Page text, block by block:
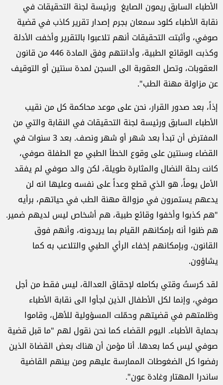
الأطباء السابق ريمون الصايغ ورئيسة لجنة التحقيقات في
نقابة الأطباء كلود سمعان بجرم إصدار تقرير كاذب في قضية
صوفي، وأثبتت التحقيقات أنهم تلاعبوا بالتقرير وأخفت الأدلة
وكذبت الوقائع الطبية، وأدانتهم وفق المادة 446 من قانون
العقوبات، وتصل العقوبة الى السجن لمدة سنتين أو التوقيف
عن مزاولة مهنة الطب".
إذاً، بعد صدور القرار، نحن على موعد محاكمة كل من نقيب
الأطباء السابق ورئيسة لجنة التحقيقات في النقابة والتي من
المفترض أن تبدأ بعد شهر أو شهر ونصف. بعد 3 سنوات في
القضاء وسنتين على وقوع الخطأ الطبي مع الطفلة صوفي،
كانت رحلة النضال والمثابرة طويلة، لكن والد صوفي لم يفقد
الأمل يوماً، هو الذي قطع وعداً على نفسه وعليها انه لن
يدعهم يستمرون في مزوالة مهنة الطب في حياتهم، برأيه
"هم كذبوا وأخفوا وقائع طبية، هم أشخاص ليس لديهم ضمير.
هم ظنوا أنه بإمكانهم القيام بما يريدونه، وأنهم فوق
القانون، وبإمكانهم إخفاء الرأي الطبي والتلاعب به كما
يشاؤون.
لقد كرستُ وقتي بكامله لإحقاق العدالة، ليس فقط من أجل
صوفي، وإنما لكل الأطفال الذين لجأوا الى نقابة الأطباء
وظلمتهم في قضيتهم وحمّلت المسؤولية للأهل، وقاموا
بحماية الأطباء. اليوم القضاء كما نحن نقول لهم "ما قبل قضية
صوفي ليس كما بعدها. أنا مؤمن أن هناك بعض القضاة الذين
رفضوا كل الضغوطات الممارسة عليهم ومن بينهم القاضية
ساندرا المهتار وغادة عون".